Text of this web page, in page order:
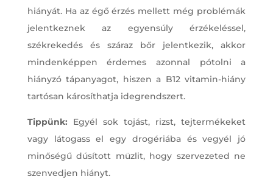
hiányát. Ha az égő érzés mellett még problémák
jelentkeznek az egyensúly érzékeléssel,
székrekedés és száraz bőr jelentkezik, akkor
mindenképpen érdemes azonnal pótolni a
hiányzó tápanyagot, hiszen a B12 vitamin-hiány
tartósan károsíthatja idegrendszert.
Tippünk: Egyél sok tojást, rizst, tejtermékeket
vagy látogass el egy drogériába és vegyél jó
minőségű dúsított müzlit, hogy szervezeted ne
szenvedjen hiányt.